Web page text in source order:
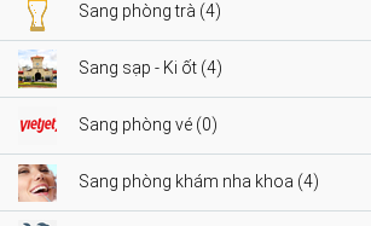
Sang phòng trà (4)
Sang sạp - Ki ốt (4)
Sang phòng vé (0)
Sang phòng khám nha khoa (4)